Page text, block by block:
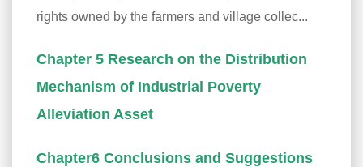
rights owned by the farmers and village collec...
Chapter 5 Research on the Distribution
Mechanism of Industrial Poverty
Alleviation Asset
Chapter6 Conclusions and Suggestions